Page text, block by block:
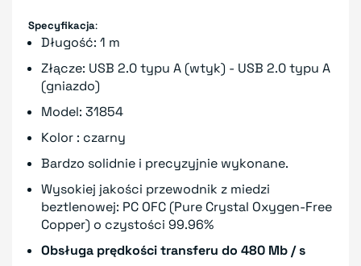
Specyfikacja:
Długość: 1 m
Złącze: USB 2.0 typu A (wtyk) - USB 2.0 typu A
(gniazdo)
Model: 31854
Kolor : czarny
Bardzo solidnie i precyzyjnie wykonane.
Wysokiej jakości przewodnik z miedzi
beztlenowej: PC OFC (Pure Crystal Oxygen-Free
Copper) o czystości 99.96%
Obsługa prędkości transferu do 480 Mb / s